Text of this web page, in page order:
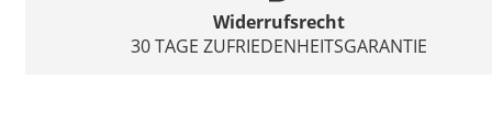
Widerrufsrecht
30 TAGE ZUFRIEDENHEITSGARANTIE